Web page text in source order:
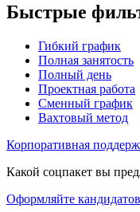
Быстрые
Гибкий график
Полная занятость
Полный день
Проектная работа
Сменный график
Вахтовый метод
Корпоративная
Какой соцпакет вы
Оформляйте